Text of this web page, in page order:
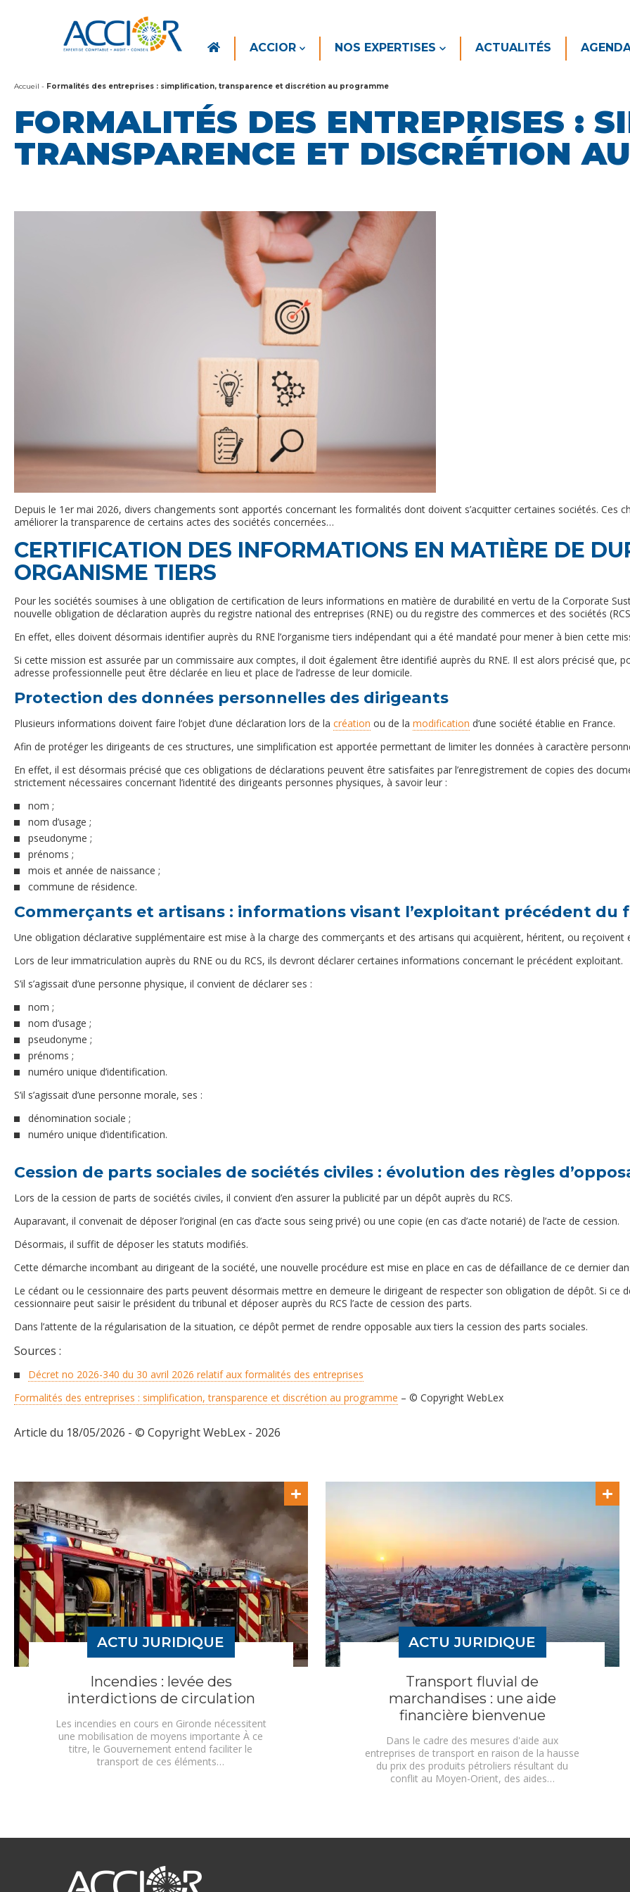
ACCIOR NOS EXPERTISES ACTUALITÉS
Accueil - Formalités des entreprises : simplification, transparence et discrétion au programme
FORMALITÉS DES ENTREPRISES :
TRANSPARENCE ET DISCRÉTION
Depuis le 1er mai 2026, divers changements sont apportés concernant les formalités dont doivent s’acquitter certaines sociétés. Ces
améliorer la transparence de certains actes des sociétés concernées…
CERTIFICATION DES INFORMATIONS EN MATIÈRE DE
ORGANISME TIERS
Pour les sociétés soumises à une obligation de certification de leurs informations en matière de durabilité en vertu de la Corporate
nouvelle obligation de déclaration auprès du registre national des entreprises (RNE) ou du registre des commerces et des sociétés
En effet, elles doivent désormais identifier auprès du RNE l’organisme tiers indépendant qui a été mandaté pour mener à bien cette
Si cette mission est assurée par un commissaire aux comptes, il doit également être identifié auprès du RNE. Il est alors précisé que,
adresse professionnelle peut être déclarée en lieu et place de l’adresse de leur domicile.
Protection des données personnelles des dirigeants
Plusieurs informations doivent faire l’objet d’une déclaration lors de la création ou de la modification d’une société établie en France.
Afin de protéger les dirigeants de ces structures, une simplification est apportée permettant de limiter les données à caractère
En effet, il est désormais précisé que ces obligations de déclarations peuvent être satisfaites par l’enregistrement de copies des
strictement nécessaires concernant l’identité des dirigeants personnes physiques, à savoir leur :
nom ;
nom d’usage ;
pseudonyme ;
prénoms ;
mois et année de naissance ;
commune de résidence.
Commerçants et artisans : informations visant l’exploitant précédent du
Une obligation déclarative supplémentaire est mise à la charge des commerçants et des artisans qui acquièrent, héritent, ou reçoivent
Lors de leur immatriculation auprès du RNE ou du RCS, ils devront déclarer certaines informations concernant le précédent exploitant.
S’il s’agissait d’une personne physique, il convient de déclarer ses :
nom ;
nom d’usage ;
pseudonyme ;
prénoms ;
numéro unique d’identification.
S’il s’agissait d’une personne morale, ses :
dénomination sociale ;
numéro unique d’identification.
Cession de parts sociales de sociétés civiles : évolution des règles
Lors de la cession de parts de sociétés civiles, il convient d’en assurer la publicité par un dépôt auprès du RCS.
Auparavant, il convenait de déposer l’original (en cas d’acte sous seing privé) ou une copie (en cas d’acte notarié) de l’acte de cession.
Désormais, il suffit de déposer les statuts modifiés.
Cette démarche incombant au dirigeant de la société, une nouvelle procédure est mise en place en cas de défaillance de ce dernier
Le cédant ou le cessionnaire des parts peuvent désormais mettre en demeure le dirigeant de respecter son obligation de dépôt. Si ce
cessionnaire peut saisir le président du tribunal et déposer auprès du RCS l’acte de cession des parts.
Dans l’attente de la régularisation de la situation, ce dépôt permet de rendre opposable aux tiers la cession des parts sociales.
Sources :
Décret no 2026-340 du 30 avril 2026 relatif aux formalités des entreprises
Formalités des entreprises : simplification, transparence et discrétion au programme – © Copyright WebLex
Article du 18/05/2026 - © Copyright WebLex - 2026
ACTU JURIDIQUE
Incendies : levée des
interdictions de circulation
Les incendies en cours en Gironde nécessitent
une mobilisation de moyens importante À ce
titre, le Gouvernement entend faciliter le
transport de ces éléments…
ACTU JURIDIQUE
Transport fluvial de
marchandises : une aide
financière bienvenue
Dans le cadre des mesures d'aide aux
entreprises de transport en raison de la hausse
du prix des produits pétroliers résultant du
conflit au Moyen-Orient, des aides…